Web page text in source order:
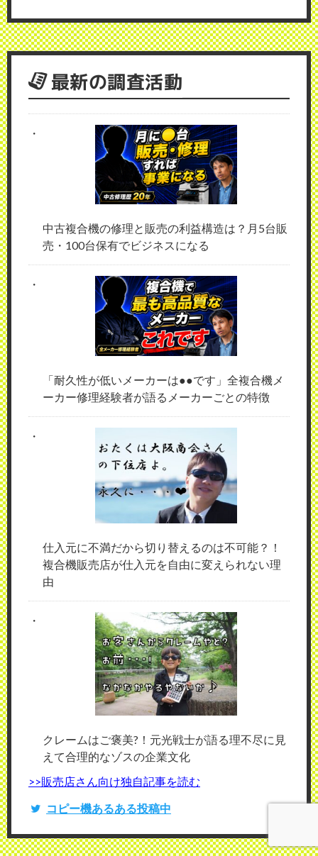
最新の調査活動
中古複合機の修理と販売の利益構造は？月5台販
売・100台保有でビジネスになる
「耐久性が低いメーカーは●●です」全複合機メ
ーカー修理経験者が語るメーカーごとの特徴
仕入元に不満だから切り替えるのは不可能？！
複合機販売店が仕入元を自由に変えられない理
由
クレームはご褒美?！元光戦士が語る理不尽に見
えて合理的なゾスの企業文化
>>販売店さん向け独自記事を読む
コピー機あるある投稿中